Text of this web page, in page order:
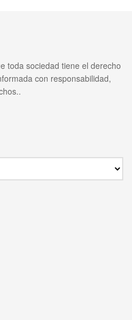
toda sociedad tiene el derecho
con responsabilidad,